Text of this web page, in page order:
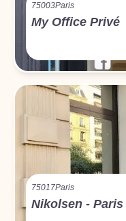
75003Paris
My Office Privé
75017Paris
Nikolsen - Paris